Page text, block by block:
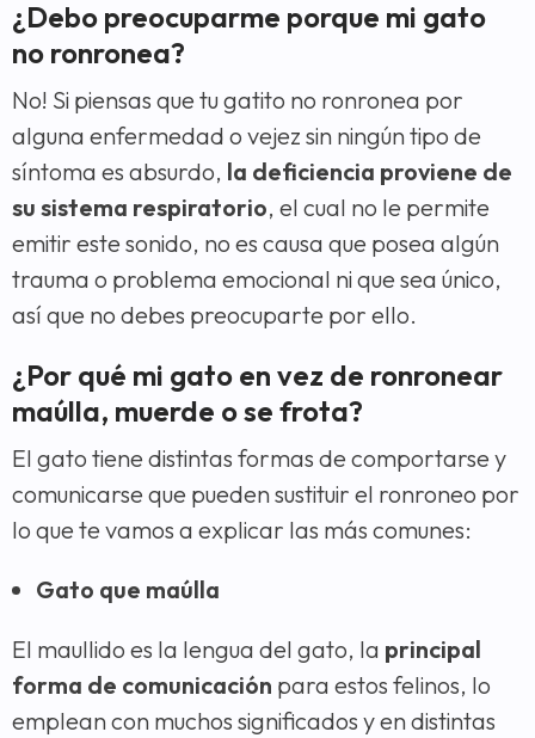
¿Debo preocuparme porque mi gato
no ronronea?
No! Si piensas que tu gatito no ronronea por
alguna enfermedad o vejez sin ningún tipo de
síntoma es absurdo, la deficiencia proviene de
su sistema respiratorio, el cual no le permite
emitir este sonido, no es causa que posea algún
trauma o problema emocional ni que sea único,
así que no debes preocuparte por ello.
¿Por qué mi gato en vez de ronronear
maúlla, muerde o se frota?
El gato tiene distintas formas de comportarse y
comunicarse que pueden sustituir el ronroneo por
lo que te vamos a explicar las más comunes:
Gato que maúlla
El maullido es la lengua del gato, la principal
forma de comunicación para estos felinos, lo
emplean con muchos significados y en distintas